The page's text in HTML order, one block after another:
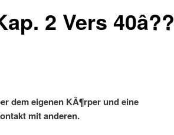
2 Vers 40â??
dem eigenen KÃ¶rper und eine
mit anderen.